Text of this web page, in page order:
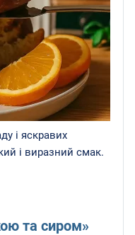
і яскравих
і виразний смак.
та сиром»